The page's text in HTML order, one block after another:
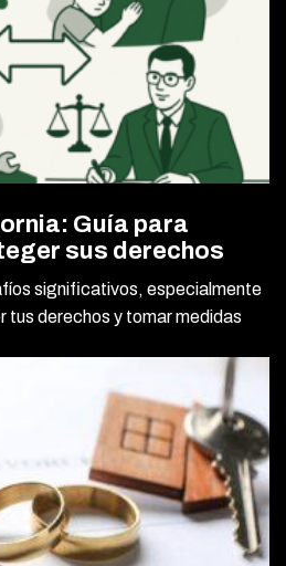
Guía para
sus derechos
significativos, especialmente
tus derechos y tomar medidas